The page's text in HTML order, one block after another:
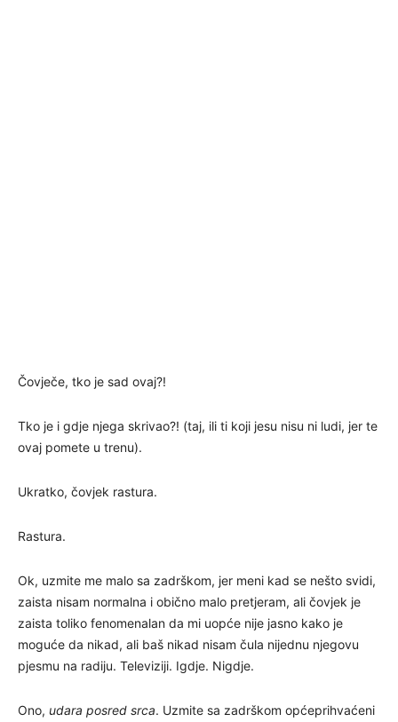
Čovječe, tko je sad ovaj?!
Tko je i gdje njega skrivao?! (taj, ili ti koji jesu nisu ni ludi, jer te
ovaj pomete u trenu).
Ukratko, čovjek rastura.
Rastura.
Ok, uzmite me malo sa zadrškom, jer meni kad se nešto svidi,
zaista nisam normalna i obično malo pretjeram, ali čovjek je
zaista toliko fenomenalan da mi uopće nije jasno kako je
moguće da nikad, ali baš nikad nisam čula nijednu njegovu
pjesmu na radiju. Televiziji. Igdje. Nigdje.
Ono, udara posred srca. Uzmite sa zadrškom općeprihvaćeni